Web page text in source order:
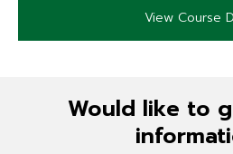
View Course
Would like to